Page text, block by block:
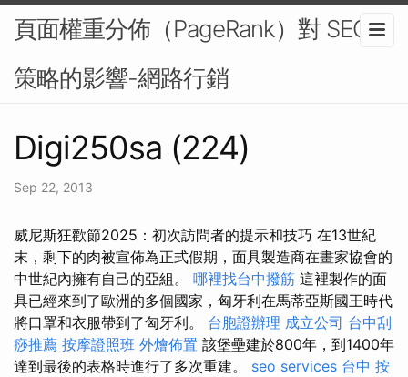
頁面權重分佈（PageRank）對 SEO
策略的影響-網路行銷
Digi250sa (224)
Sep 22, 2013
威尼斯狂歡節2025：初次訪問者的提示和技巧 在13世紀
末，剩下的肉被宣佈為正式假期，面具製造商在畫家協會的
中世紀內擁有自己的亞組。 哪裡找台中撥筋 這裡製作的面
具已經來到了歐洲的多個國家，匈牙利在馬蒂亞斯國王時代
將口罩和衣服帶到了匈牙利。 台胞證辦理 成立公司 台中刮
痧推薦 按摩證照班 外燴佈置 該堡壘建於800年，到1400年
達到最後的表格時進行了多次重建。 seo services 台中 按